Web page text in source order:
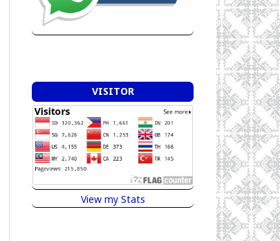
VISITOR
View my Stats